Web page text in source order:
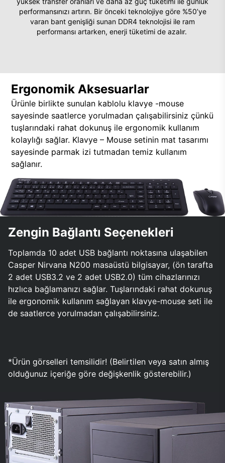
performansınızı artırın. Bir önceki teknolojiye göre %50’ye
varan bant genişliği sunan DDR4 teknolojisi ile ram
performansı artarken, enerji tüketimi de azalır.
Ergonomik Aksesuarlar
Ürünle birlikte sunulan kablolu klavye -mouse
sayesinde saatlerce yorulmadan çalışabilirsiniz çünkü
tuşlarındaki rahat dokunuş ile ergonomik kullanım
kolaylığı sağlar. Klavye – Mouse setinin mat tasarımı
sayesinde parmak izi tutmadan temiz kullanım
sağlanır.
Zengin Bağlantı Seçenekleri
Toplamda 10 adet USB bağlantı noktasına ulaşabilen
Casper Nirvana N200 masaüstü bilgisayar, (ön tarafta
2 adet USB3.2 ve 2 adet USB2.0) tüm cihazlarınızı
hızlıca bağlamanızı sağlar. Tuşlarındaki rahat dokunuş
ile ergonomik kullanım sağlayan klavye-mouse seti ile
de saatlerce yorulmadan çalışabilirsiniz.
*Ürün görselleri temsilidir! (Belirtilen veya satın almış
olduğunuz içeriğe göre değişkenlik gösterebilir.)